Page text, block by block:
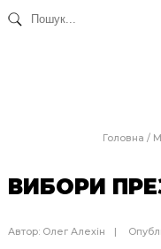
Головна /
ВИБОРИ
Автор: Олег Алехін